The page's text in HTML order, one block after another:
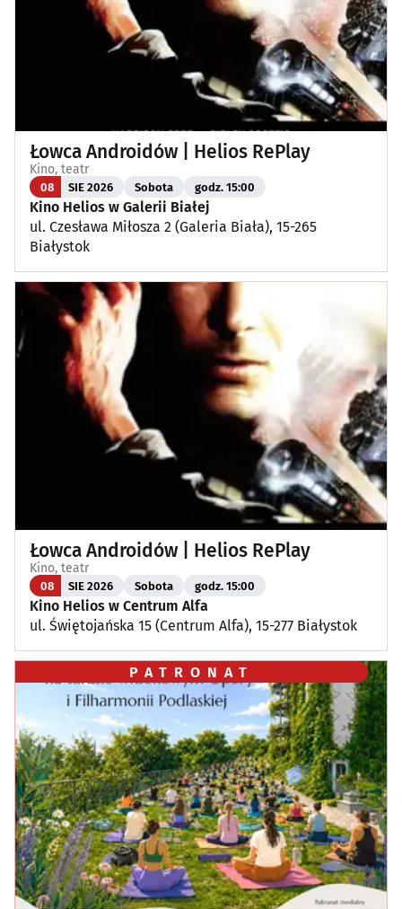
Łowca Androidów | Helios RePlay
Kino, teatr
08 SIE 2026 Sobota godz. 15:00
Kino Helios w Galerii Białej
ul. Czesława Miłosza 2 (Galeria Biała), 15-265
Białystok
Łowca Androidów | Helios RePlay
Kino, teatr
08 SIE 2026 Sobota godz. 15:00
Kino Helios w Centrum Alfa
ul. Świętojańska 15 (Centrum Alfa), 15-277 Białystok
PATRONAT